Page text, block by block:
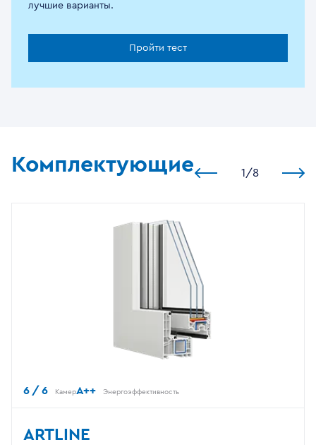
лучшие варианты.
Пройти тест
Комплектующие 1 /8
6 / 6 КамерA++ Энергоэффективность
ARTLINE